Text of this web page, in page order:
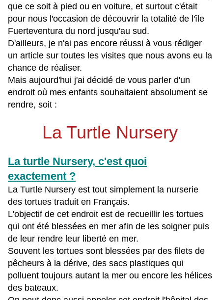
que ce soit à pied ou en voiture, et surtout c'était
pour nous l'occasion de découvrir la totalité de l'île
Fuerteventura du nord jusqu'au sud.
D'ailleurs, je n'ai pas encore réussi à vous rédiger
un article sur toutes les visites que nous avons eu la
chance de réaliser.
Mais aujourd'hui j'ai décidé de vous parler d'un
endroit où mes enfants souhaitaient absolument se
rendre, soit :
La Turtle Nursery
La turtle Nursery, c'est quoi
exactement ?
La Turtle Nursery est tout simplement la nurserie
des tortues traduit en Français.
L'objectif de cet endroit est de recueillir les tortues
qui ont été blessées en mer afin de les soigner puis
de leur rendre leur liberté en mer.
Souvent les tortues sont blessées par des filets de
pêcheurs à la dérive, des sacs plastiques qui
polluent toujours autant la mer ou encore les hélices
des bateaux.